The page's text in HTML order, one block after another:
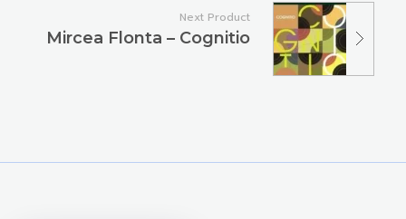
Next Product
Mircea Flonta – Cognitio